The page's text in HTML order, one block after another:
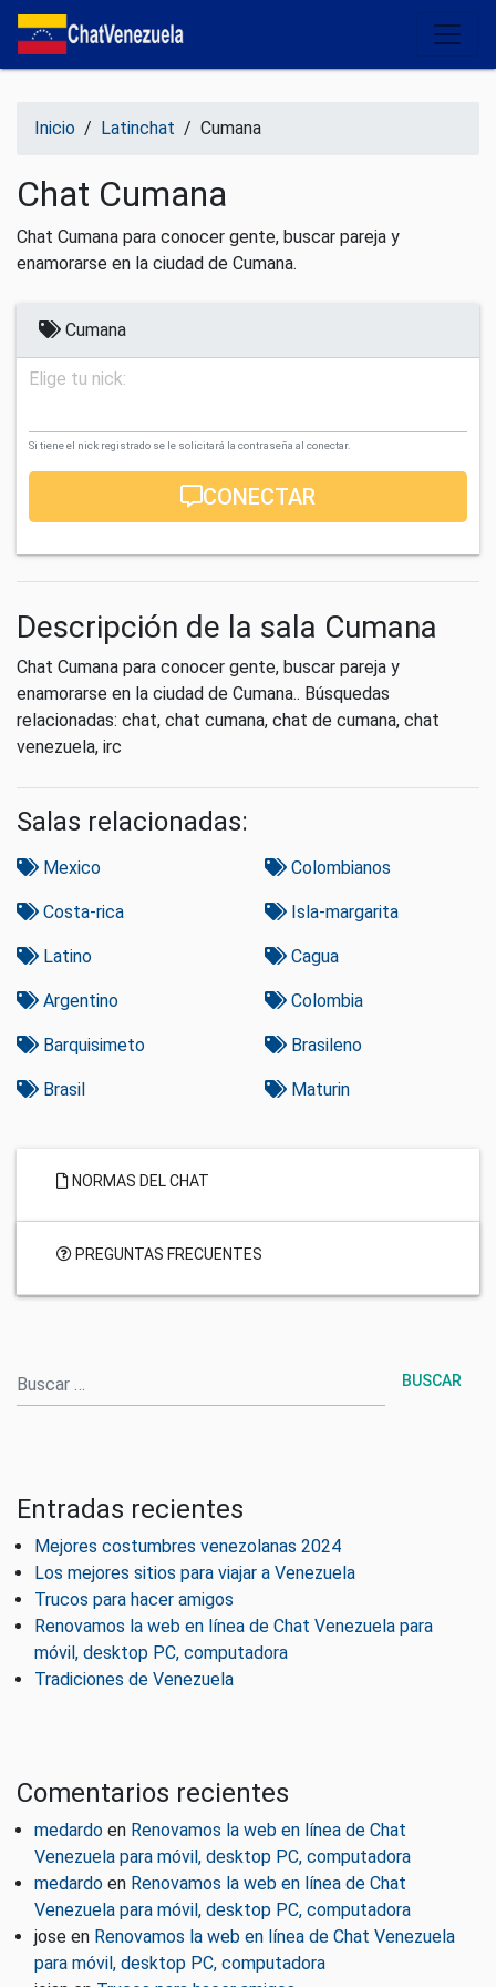
Salir del contenido
Inicio / Latinchat / Cumana
Chat Cumana
Chat Cumana para conocer gente, buscar pareja y
enamorarse en la ciudad de Cumana.
Cumana
Elige tu nick:
Si tiene el nick registrado se le solicitará la contraseña al conectar.
CONECTAR
Descripción de la sala Cumana
Chat Cumana para conocer gente, buscar pareja y
enamorarse en la ciudad de Cumana.. Búsquedas
relacionadas: chat, chat cumana, chat de cumana, chat
venezuela, irc
Salas relacionadas:
Mexico Colombianos
Costa-rica Isla-margarita
Latino Cagua
Argentino Colombia
Barquisimeto Brasileno
Brasil Maturin
NORMAS DEL CHAT
PREGUNTAS FRECUENTES
Entradas recientes
Mejores costumbres venezolanas 2024
Los mejores sitios para viajar a Venezuela
Trucos para hacer amigos
Renovamos la web en línea de Chat Venezuela para
móvil, desktop PC, computadora
Tradiciones de Venezuela
Comentarios recientes
medardo en Renovamos la web en línea de Chat
Venezuela para móvil, desktop PC, computadora
medardo en Renovamos la web en línea de Chat
Venezuela para móvil, desktop PC, computadora
jose en Renovamos la web en línea de Chat Venezuela
para móvil, desktop PC, computadora